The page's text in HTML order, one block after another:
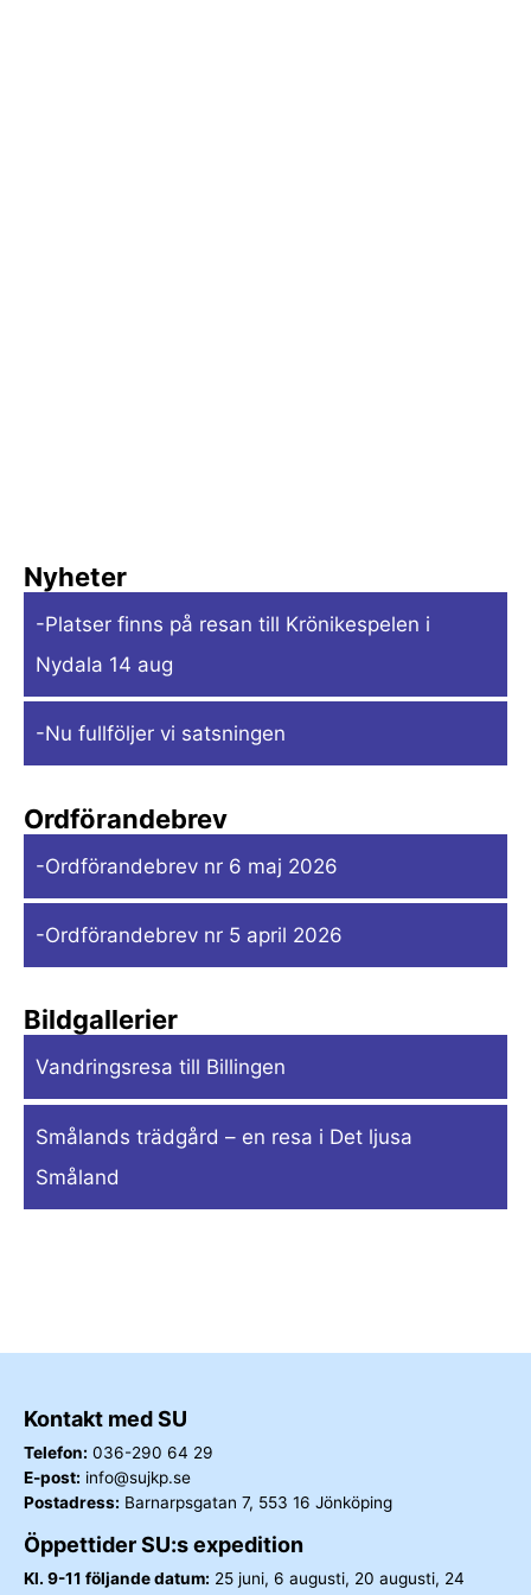
Nyheter
-Platser finns på resan till Krönikespelen i
Nydala 14 aug
-Nu fullföljer vi satsningen
Ordförandebrev
-Ordförandebrev nr 6 maj 2026
-Ordförandebrev nr 5 april 2026
Bildgallerier
Vandringsresa till Billingen
Smålands trädgård – en resa i Det ljusa
Småland
Kontakt med SU
Telefon: 036-290 64 29
E-post: info@sujkp.se
Postadress: Barnarpsgatan 7, 553 16 Jönköping
Öppettider SU:s expedition
Kl. 9-11 följande datum: 25 juni, 6 augusti, 20 augusti, 24